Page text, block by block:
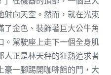
射向天空。然而，就在光束
了金色、裝飾著巨大公牛角
。駕駛座上走下一個全身肌
人正是林天秤的狂熱追求者
一腳踢開咖啡館的門，大